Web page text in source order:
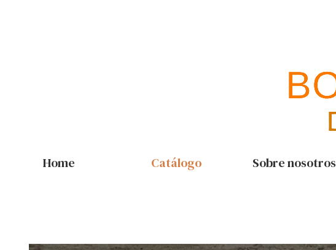
Home Catálogo Sobre nosotros